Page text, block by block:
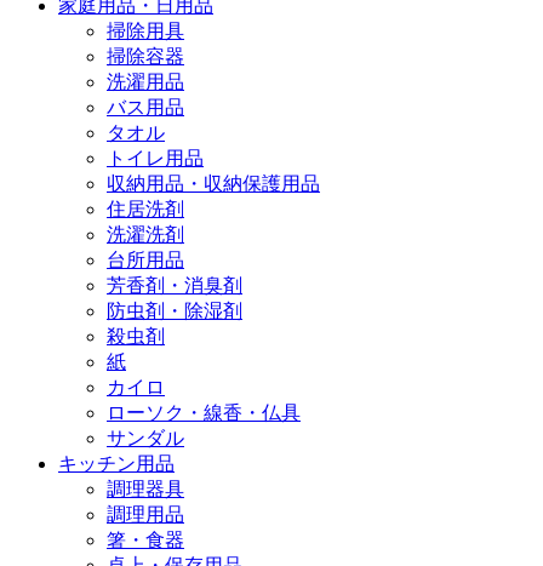
家庭用品・日用品
掃除用具
掃除容器
洗濯用品
バス用品
タオル
トイレ用品
収納用品・収納保護用品
住居洗剤
洗濯洗剤
台所用品
芳香剤・消臭剤
防虫剤・除湿剤
殺虫剤
紙
カイロ
ローソク・線香・仏具
サンダル
キッチン用品
調理器具
調理用品
箸・食器